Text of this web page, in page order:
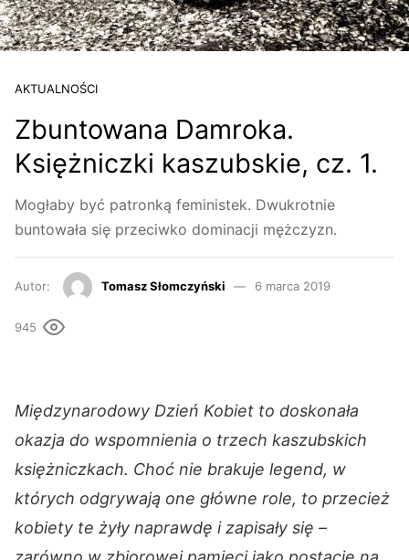
AKTUALNOŚCI
Zbuntowana Damroka.
Księżniczki kaszubskie, cz. 1.
Mogłaby być patronką feministek. Dwukrotnie
buntowała się przeciwko dominacji mężczyzn.
Autor: Tomasz Słomczyński 6 marca 2019
945
Międzynarodowy Dzień Kobiet to doskonała
okazja do wspomnienia o trzech kaszubskich
księżniczkach. Choć nie brakuje legend, w
których odgrywają one główne role, to przecież
kobiety te żyły naprawdę i zapisały się –